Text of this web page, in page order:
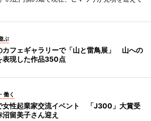
ぶ
カフェギャラリーで「山と雷鳥展」 山への
表現した作品350点
働く
女性起業家交流イベント 「J300」大賞受
沼留美子さん迎え